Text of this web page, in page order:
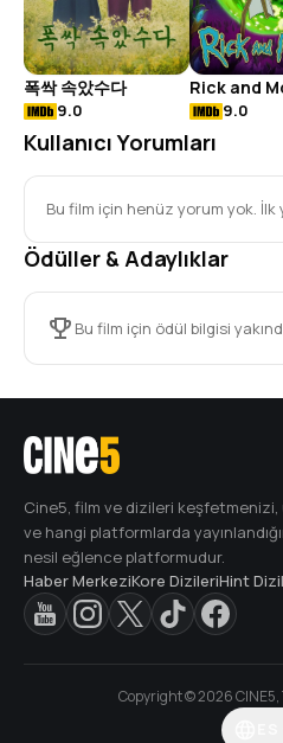
폭싹 속았수다
9.0
Rick and
9.0
Kullanıcı Yorumları
Bu film için henüz yorum yok.
Ödüller & Adaylıklar
Bu film için ödül bilgisi
Cine5, film ve dizileri
ve hangi platformlarda
nesil eğlence platformudur.
Haber MerkeziKore DizileriHint
Copyright © 2026 CINE5,